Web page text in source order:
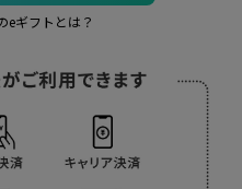
eギフトとは？